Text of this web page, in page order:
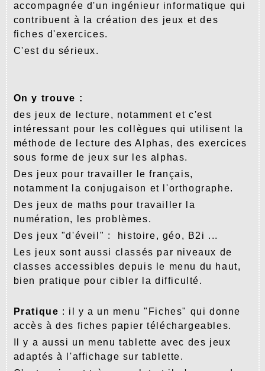
accompagnée d'un ingénieur informatique qui
contribuent à la création des jeux et des
fiches d'exercices.
C'est du sérieux.
On y trouve :
des jeux de lecture, notamment et c'est
intéressant pour les collègues qui utilisent la
méthode de lecture des Alphas, des exercices
sous forme de jeux sur les alphas.
Des jeux pour travailler le français,
notamment la conjugaison et l'orthographe.
Des jeux de maths pour travailler la
numération, les problèmes.
Des jeux "d'éveil" : histoire, géo, B2i ...
Les jeux sont aussi classés par niveaux de
classes accessibles depuis le menu du haut,
bien pratique pour cibler la difficulté.
Pratique : il y a un menu "Fiches" qui donne
accès à des fiches papier téléchargeables.
Il y a aussi un menu tablette avec des jeux
adaptés à l'affichage sur tablette.